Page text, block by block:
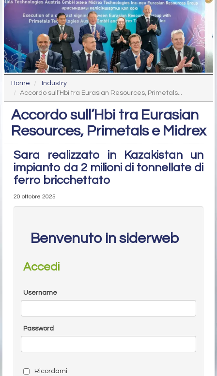
Home
Industry
Accordo sull’Hbi tra Eurasian Resources, Primetals...
Accordo sull’Hbi tra Eurasian
Resources, Primetals e Midrex
Sara realizzato in Kazakistan un
impianto da 2 milioni di tonnellate di
ferro bricchettato
20 ottobre 2025
Benvenuto in siderweb
Accedi
Username
Password
Ricordami